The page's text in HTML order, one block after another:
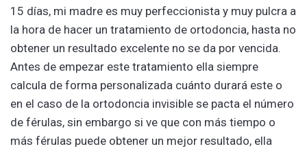
15 días, mi madre es muy perfeccionista y muy pulcra a
la hora de hacer un tratamiento de ortodoncia, hasta no
obtener un resultado excelente no se da por vencida.
Antes de empezar este tratamiento ella siempre
calcula de forma personalizada cuánto durará este o
en el caso de la ortodoncia invisible se pacta el número
de férulas, sin embargo si ve que con más tiempo o
más férulas puede obtener un mejor resultado, ella